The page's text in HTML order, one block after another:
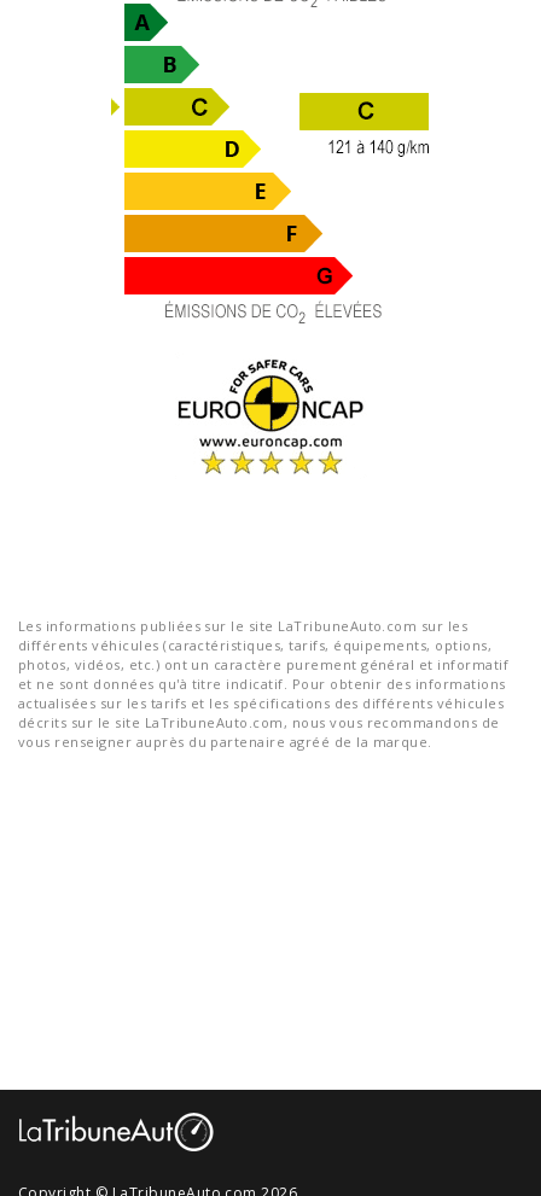
Les informations publiées sur le site LaTribuneAuto.com sur les
différents véhicules (caractéristiques, tarifs, équipements, options,
photos, vidéos, etc.) ont un caractère purement général et informatif
et ne sont données qu'à titre indicatif. Pour obtenir des informations
actualisées sur les tarifs et les spécifications des différents véhicules
décrits sur le site LaTribuneAuto.com, nous vous recommandons de
vous renseigner auprès du partenaire agréé de la marque.